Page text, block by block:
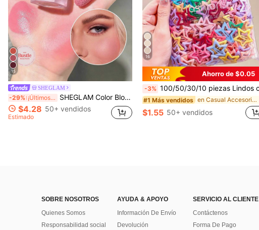
15
SHEGLAM
-29% ¡Últimos 3 días SHEGLAM Color Bloom Rubor LíQuido Acabado Mate-Love Cake Colorete Marca De Belleza CosméTica Maquillaje Para Mujeres Y NiñAs
$4.28 50+ vendidos
Estimado
16
Ahorro de $0.05
-3% 100/50/30/10 piezas Lindos clips de estrella de cinco puntas estilo Y2K, clips de cabello coloridos, accesorios básicos para el cabello - Adecuados para niñas, uso diario en la escuela, fiestas, deportes, estética
#1 Más vendidos en Casual Accesorios para el cabello de las mujere
$1.55 50+ vendidos
SOBRE NOSOTROS
Quienes Somos
Responsabilidad social
AYUDA & APOYO
Información De Envío
Devolución
SERVICIO AL CLIENTE
Contáctenos
Forma De Pago